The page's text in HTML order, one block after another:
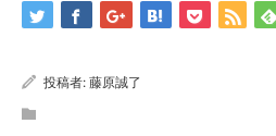
投稿者: 藤原誠了